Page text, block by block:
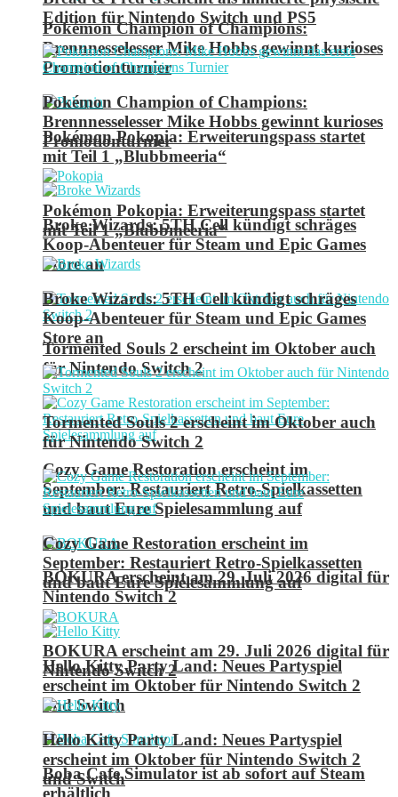
Pokémon Champion of Champions:
Brennnesselesser Mike Hobbs gewinnt kurioses
Promotionturnier
Pokémon Pokopia: Erweiterungspass startet
mit Teil 1 „Blubbmeeria“
Broke Wizards: 5TH Cell kündigt schräges
Koop-Abenteuer für Steam und Epic Games
Store an
Tormented Souls 2 erscheint im Oktober auch
für Nintendo Switch 2
Cozy Game Restoration erscheint im
September: Restauriert Retro-Spielkassetten
und baut Eure Spielesammlung auf
BOKURA erscheint am 29. Juli 2026 digital für
Nintendo Switch 2
Hello Kitty Party Land: Neues Partyspiel
erscheint im Oktober für Nintendo Switch 2
und Switch
Boba Cafe Simulator ist ab sofort auf Steam
erhältlich
Edition für Nintendo Switch und PS5
Pokémon Champion of Champions:
Brennnesselesser Mike Hobbs gewinnt kurioses
Promotionturnier
Pokémon Pokopia: Erweiterungspass startet
mit Teil 1 „Blubbmeeria“
Broke Wizards: 5TH Cell kündigt schräges
Koop-Abenteuer für Steam und Epic Games
Store an
Tormented Souls 2 erscheint im Oktober auch
für Nintendo Switch 2
Cozy Game Restoration erscheint im
September: Restauriert Retro-Spielkassetten
und baut Eure Spielesammlung auf
BOKURA erscheint am 29. Juli 2026 digital für
Nintendo Switch 2
Hello Kitty Party Land: Neues Partyspiel
erscheint im Oktober für Nintendo Switch 2
und Switch